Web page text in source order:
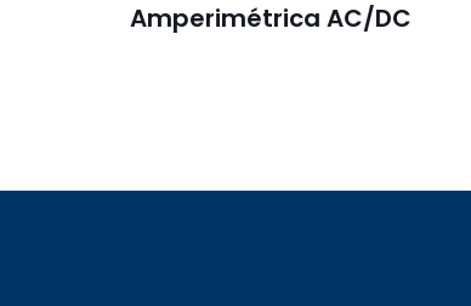
Amperimétrica AC/DC